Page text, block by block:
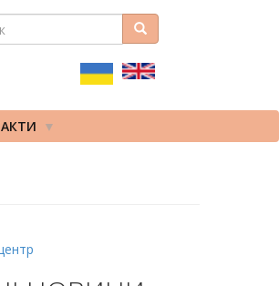
Пошук